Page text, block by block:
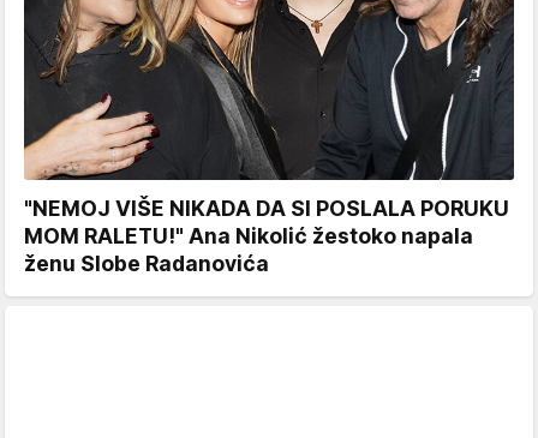
"NEMOJ VIŠE NIKADA DA SI POSLALA PORUKU
MOM RALETU!" Ana Nikolić žestoko napala
ženu Slobe Radanovića